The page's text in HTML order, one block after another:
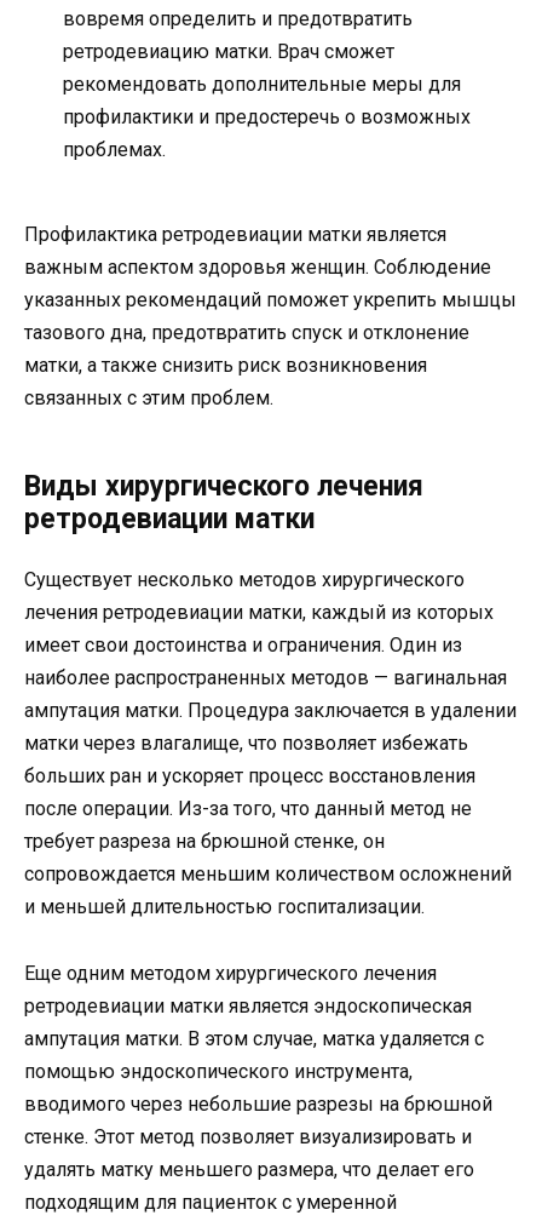
вовремя определить и предотвратить
ретродевиацию матки. Врач сможет
рекомендовать дополнительные меры для
профилактики и предостеречь о возможных
проблемах.
Профилактика ретродевиации матки является
важным аспектом здоровья женщин. Соблюдение
указанных рекомендаций поможет укрепить мышцы
тазового дна, предотвратить спуск и отклонение
матки, а также снизить риск возникновения
связанных с этим проблем.
Виды хирургического лечения
ретродевиации матки
Существует несколько методов хирургического
лечения ретродевиации матки, каждый из которых
имеет свои достоинства и ограничения. Один из
наиболее распространенных методов — вагинальная
ампутация матки. Процедура заключается в удалении
матки через влагалище, что позволяет избежать
больших ран и ускоряет процесс восстановления
после операции. Из-за того, что данный метод не
требует разреза на брюшной стенке, он
сопровождается меньшим количеством осложнений
и меньшей длительностью госпитализации.
Еще одним методом хирургического лечения
ретродевиации матки является эндоскопическая
ампутация матки. В этом случае, матка удаляется с
помощью эндоскопического инструмента,
вводимого через небольшие разрезы на брюшной
стенке. Этот метод позволяет визуализировать и
удалять матку меньшего размера, что делает его
подходящим для пациенток с умеренной